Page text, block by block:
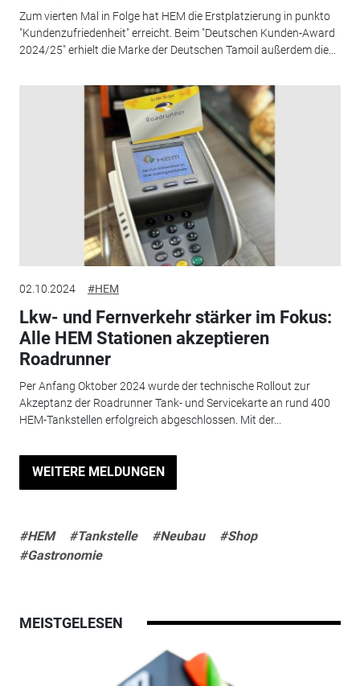
Zum vierten Mal in Folge hat HEM die Erstplatzierung in punkto
"Kundenzufriedenheit" erreicht. Beim "Deutschen Kunden-Award
2024/25" erhielt die Marke der Deutschen Tamoil außerdem die...
02.10.2024 #HEM
Lkw- und Fernverkehr stärker im Fokus:
Alle HEM Stationen akzeptieren
Roadrunner
Per Anfang Oktober 2024 wurde der technische Rollout zur
Akzeptanz der Roadrunner Tank- und Servicekarte an rund 400
HEM-Tankstellen erfolgreich abgeschlossen. Mit der...
WEITERE MELDUNGEN
#HEM #Tankstelle #Neubau
#Shop
#Gastronomie
MEISTGELESEN